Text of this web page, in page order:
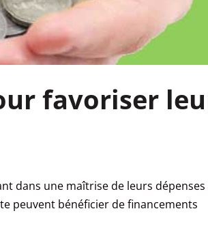
favoriser
dans une maîtrise de leurs dépenses
peuvent bénéficier de financements